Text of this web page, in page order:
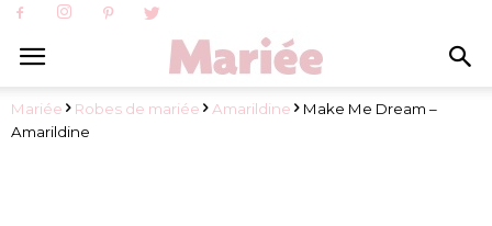
Mariée Robes de mariée Amarildine
Make Me Dream –
Amarildine